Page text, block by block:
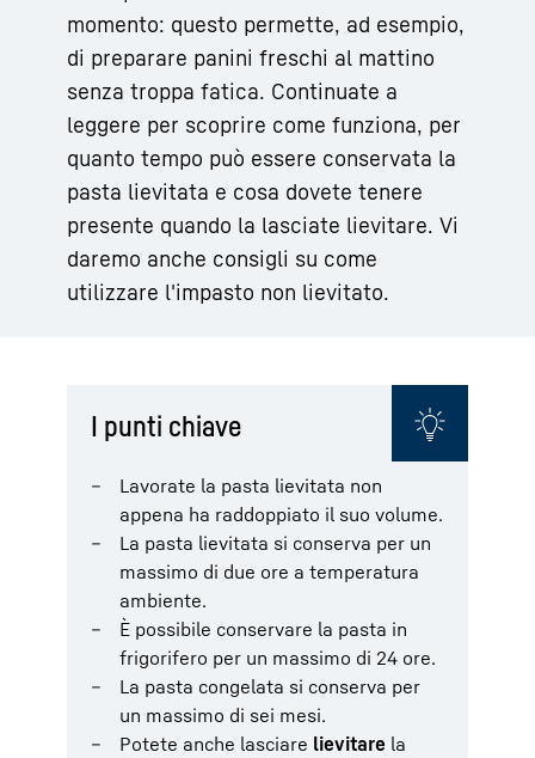
momento: questo permette, ad esempio,
di preparare panini freschi al mattino
senza troppa fatica. Continuate a
leggere per scoprire come funziona, per
quanto tempo può essere conservata la
pasta lievitata e cosa dovete tenere
presente quando la lasciate lievitare. Vi
daremo anche consigli su come
utilizzare l'impasto non lievitato.
I punti chiave
Lavorate la pasta lievitata non
appena ha raddoppiato il suo volume.
La pasta lievitata si conserva per un
massimo di due ore a temperatura
ambiente.
È possibile conservare la pasta in
frigorifero per un massimo di 24 ore.
La pasta congelata si conserva per
un massimo di sei mesi.
Potete anche lasciare lievitare la